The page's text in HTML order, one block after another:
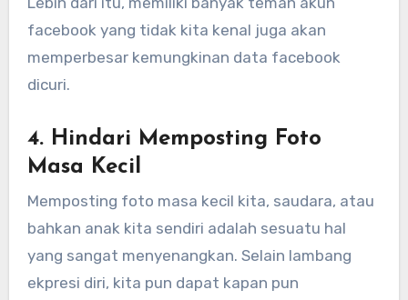
facebook yang tidak kita kenal juga akan
memperbesar kemungkinan data facebook
dicuri.
4. Hindari Memposting Foto
Masa Kecil
Memposting foto masa kecil kita, saudara, atau
bahkan anak kita sendiri adalah sesuatu hal
yang sangat menyenangkan. Selain lambang
ekpresi diri, kita pun dapat kapan pun